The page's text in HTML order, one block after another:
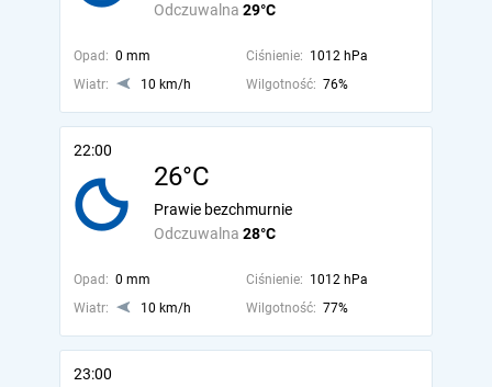
Odczuwalna 29°C
Opad: 0 mm Ciśnienie: 1012 hPa
Wiatr:
10 km/h Wilgotność: 76%
22:00
26°C
Odczuwalna 28°C
Prawie bezchmurnie
Opad: 0 mm Ciśnienie: 1012 hPa
Wiatr:
10 km/h Wilgotność: 77%
23:00